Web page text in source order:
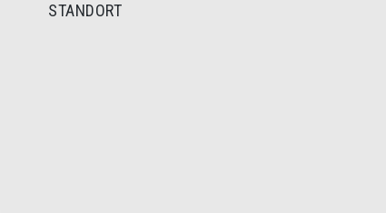
STANDORT